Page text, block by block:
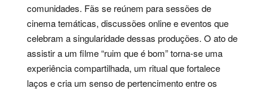
comunidades. Fãs se reúnem para sessões de
cinema temáticas, discussões online e eventos que
celebram a singularidade dessas produções. O ato de
assistir a um filme “ruim que é bom” torna-se uma
experiência compartilhada, um ritual que fortalece
laços e cria um senso de pertencimento entre os